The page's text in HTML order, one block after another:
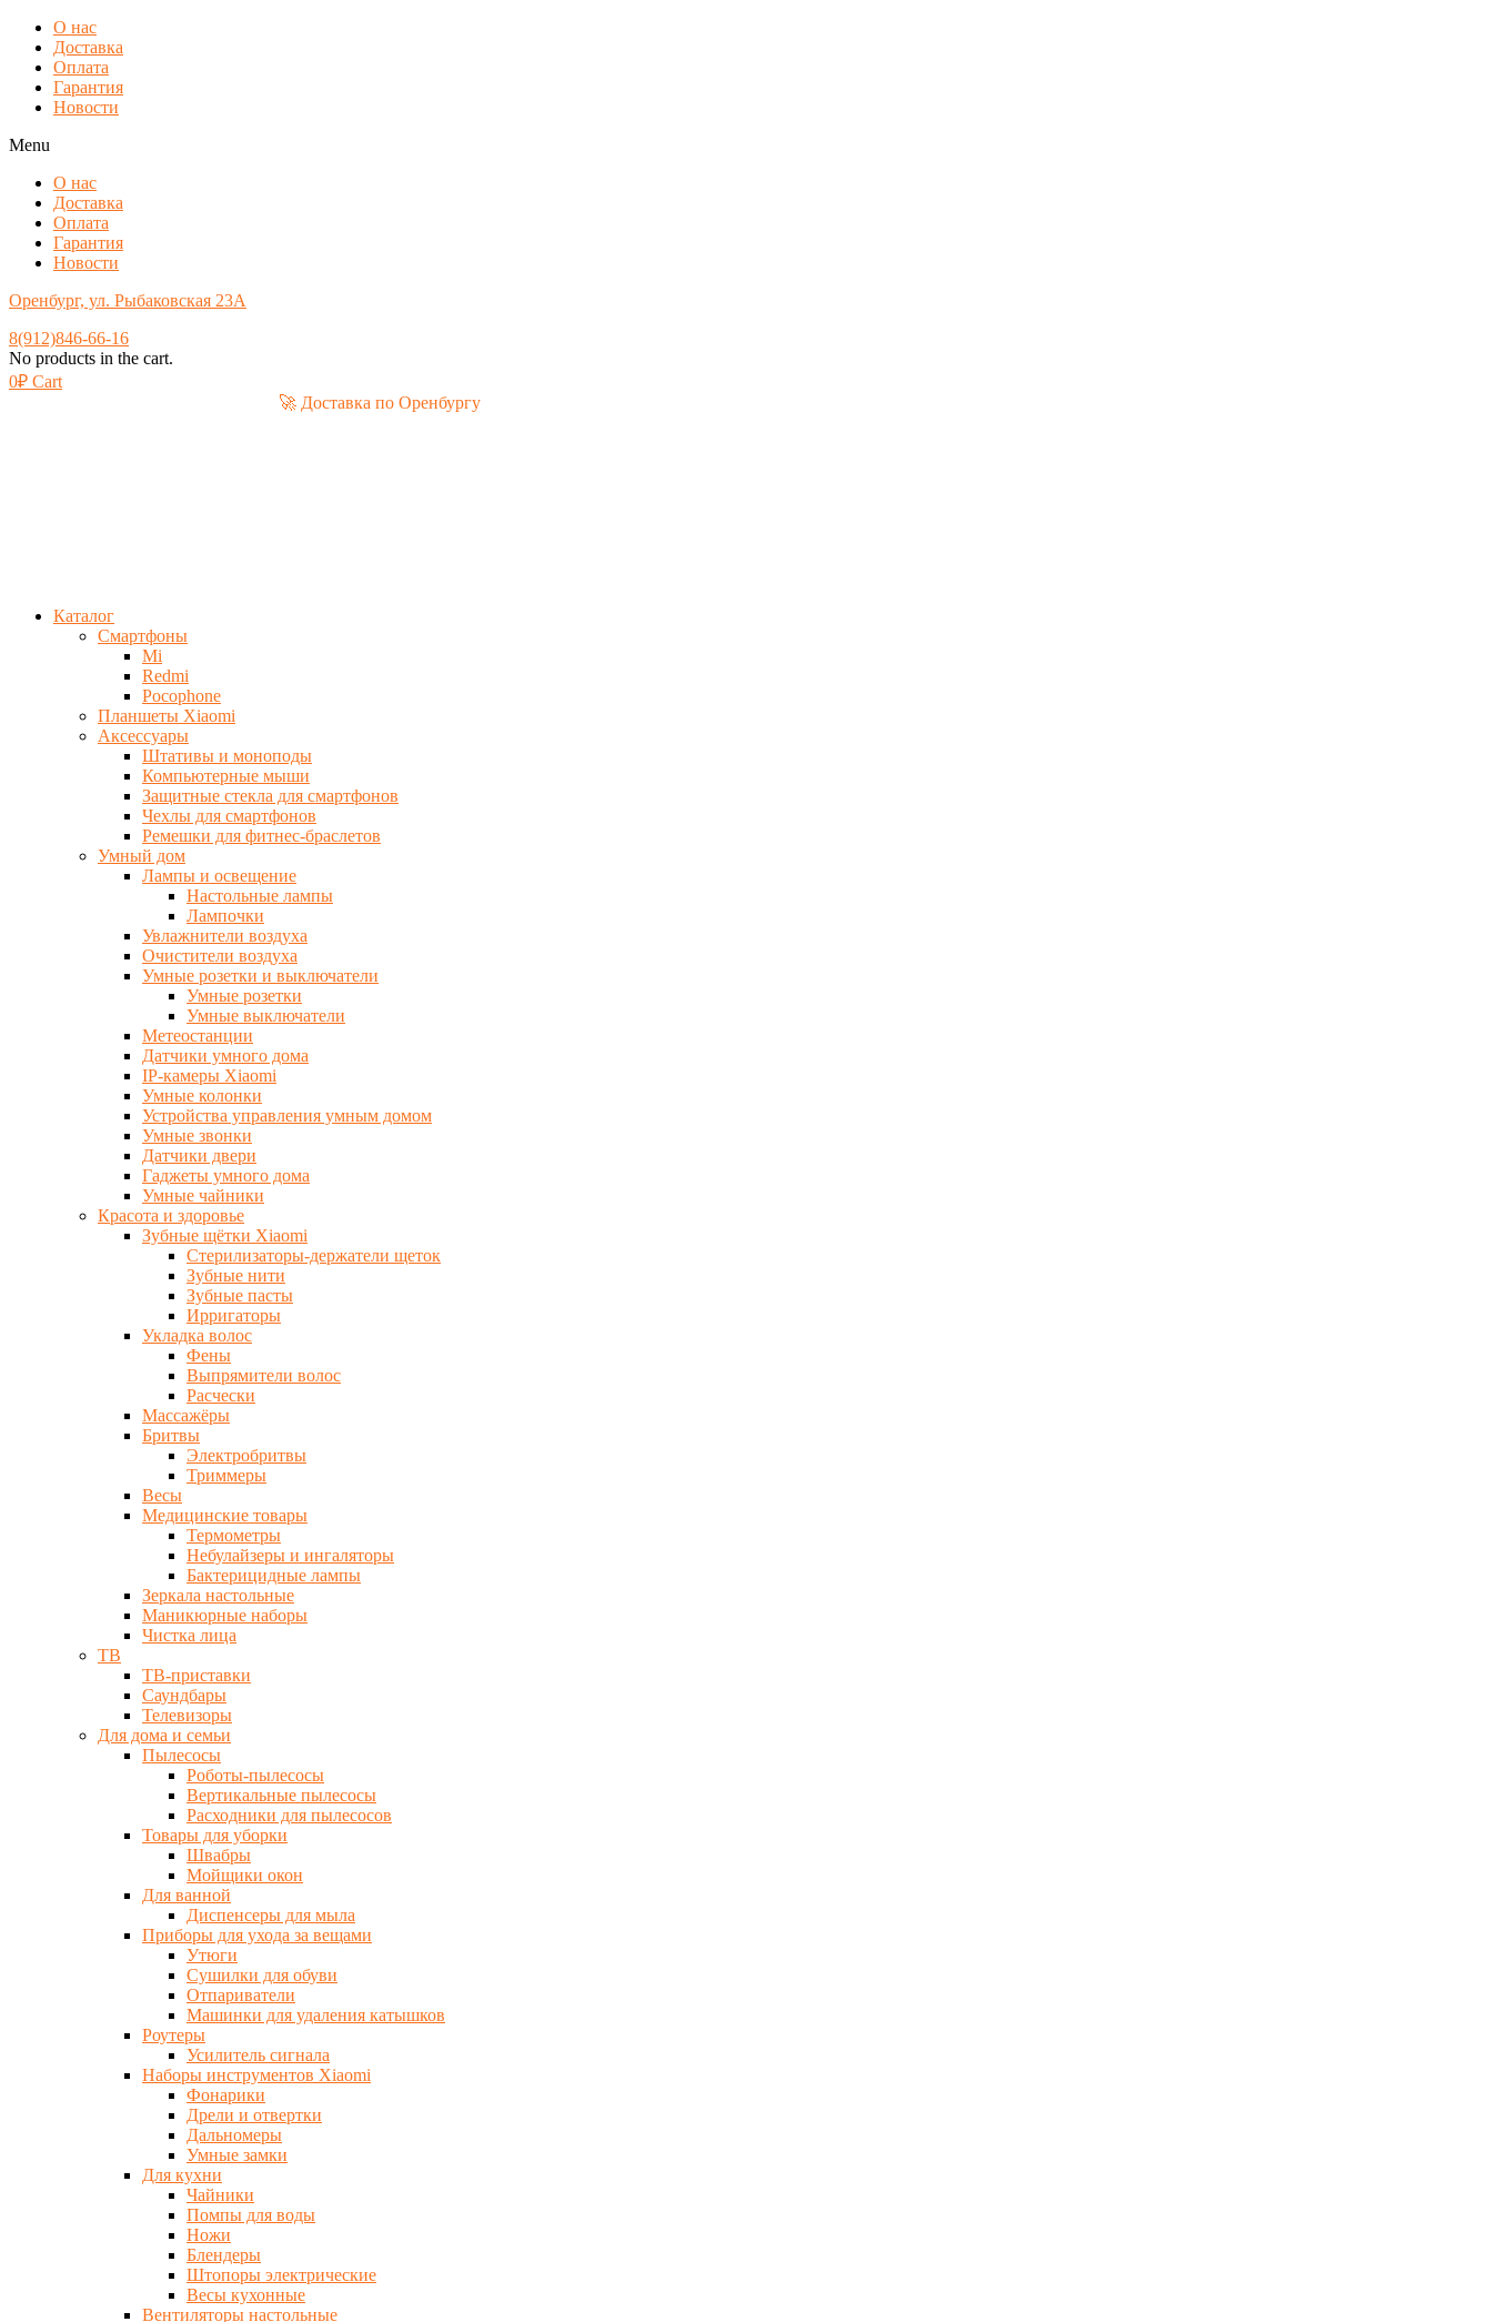
О нас
Доставка
Оплата
Гарантия
Новости
Menu
О нас
Доставка
Оплата
Гарантия
Новости
Оренбург, ул. Рыбаковская 23А
8(912)846-66-16
No products in the cart.
0₽ Cart
🚀 Доставка по Оренбургу
Каталог
Смартфоны
Mi
Redmi
Pocophone
Планшеты Xiaomi
Аксессуары
Штативы и моноподы
Компьютерные мыши
Защитные стекла для смартфонов
Чехлы для смартфонов
Ремешки для фитнес-браслетов
Умный дом
Лампы и освещение
Настольные лампы
Лампочки
Увлажнители воздуха
Очистители воздуха
Умные розетки и выключатели
Умные розетки
Умные выключатели
Метеостанции
Датчики умного дома
IP-камеры Xiaomi
Умные колонки
Устройства управления умным домом
Умные звонки
Датчики двери
Гаджеты умного дома
Умные чайники
Красота и здоровье
Зубные щётки Xiaomi
Стерилизаторы-держатели щеток
Зубные нити
Зубные пасты
Ирригаторы
Укладка волос
Фены
Выпрямители волос
Расчески
Массажёры
Бритвы
Электробритвы
Триммеры
Весы
Медицинские товары
Термометры
Небулайзеры и ингаляторы
Бактерицидные лампы
Зеркала настольные
Маникюрные наборы
Чистка лица
ТВ
ТВ-приставки
Саундбары
Телевизоры
Для дома и семьи
Пылесосы
Роботы-пылесосы
Вертикальные пылесосы
Расходники для пылесосов
Товары для уборки
Швабры
Мойщики окон
Для ванной
Диспенсеры для мыла
Приборы для ухода за вещами
Утюги
Сушилки для обуви
Отпариватели
Машинки для удаления катышков
Роутеры
Усилитель сигнала
Наборы инструментов Xiaomi
Фонарики
Дрели и отвертки
Дальномеры
Умные замки
Для кухни
Чайники
Помпы для воды
Ножи
Блендеры
Штопоры электрические
Весы кухонные
Вентиляторы настольные